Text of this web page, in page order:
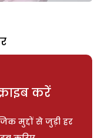
करें
मुद्दों से जुड़ी हर